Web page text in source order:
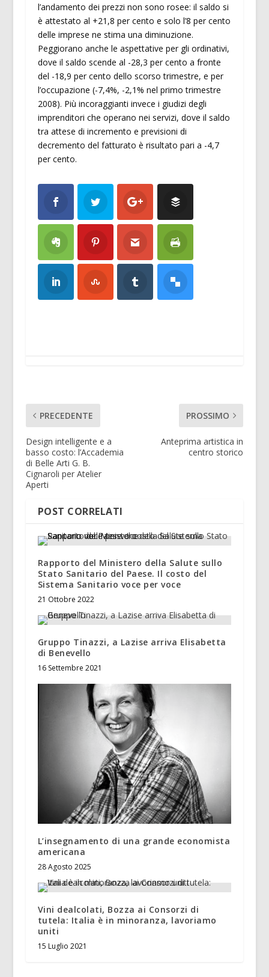
l’andamento dei prezzi non sono rosee: il saldo si
è attestato al +21,8 per cento e solo l’8 per cento
delle imprese ne stima una diminuzione.
Peggiorano anche le aspettative per gli ordinativi,
dove il saldo scende al -28,3 per cento a fronte
del -18,9 per cento dello scorso trimestre, e per
l’occupazione (-7,4%, -2,1% nel primo trimestre
2008). Più incoraggianti invece i giudizi degli
imprenditori che operano nei servizi, dove il saldo
tra attese di incremento e previsioni di
decremento del fatturato è risultato pari a -4,7
per cento.
PRECEDENTE
Design intelligente e a
basso costo: l’Accademia
di Belle Arti G. B.
Cignaroli per Atelier
Aperti
PROSSIMO
Anteprima artistica in
centro storico
POST CORRELATI
Rapporto del Ministero della Salute sullo
Stato Sanitario del Paese. Il costo del
Sistema Sanitario voce per voce
21 Ottobre 2022
Gruppo Tinazzi, a Lazise arriva Elisabetta
di Benevello
16 Settembre 2021
L’insegnamento di una grande economista
americana
28 Agosto 2025
Vini dealcolati, Bozza ai Consorzi di
tutela: Italia è in minoranza, lavoriamo
uniti
15 Luglio 2021